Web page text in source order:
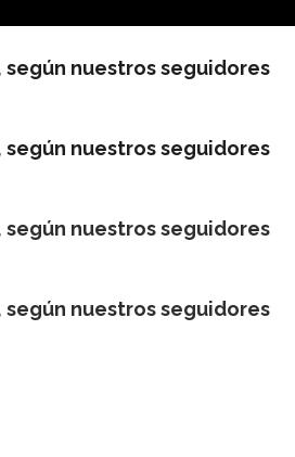
nuestros seguidores
nuestros seguidores
nuestros seguidores
nuestros seguidores